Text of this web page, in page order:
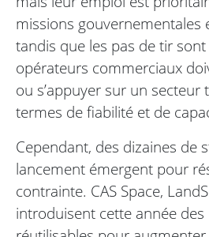
missions gouvernementales
tandis que les pas de tir
opérateurs commerciaux
ou s’appuyer sur un
termes de fiabilité et de
Cependant, des dizaines de
lancement émergent pour
contrainte. CAS Space,
introduisent cette année